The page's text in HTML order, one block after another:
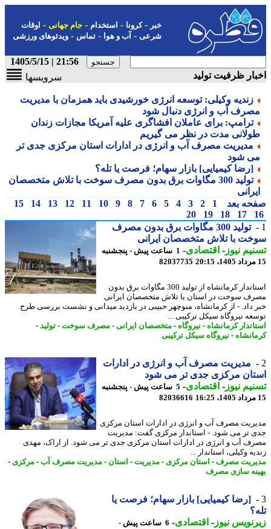
-کرونا-استخدام- جام جهانی-اوقات
شرعی-آب و هوا-تماس-ویدئوهای ورزشی
21:56 | 1405/5/15
ظرفیت تولید
سرویسها
زندیه وکیلی: توسعه انرژی خورشیدی باید همزمان با مدیریت
آب و انرژی دنبال شود
ترامپ: برای عاملان افشاگری علیه آمریکا مجازات زندان
مدت در نظر می گیریم
مدیریت مصرف آب و انرژی در ادارات استان مرکزی جدی تر
شود
[رضا کیمیایی] بازار سهام؛ فرصت یا تله؟
تولید 300 مگاوات برق بدون مصرف سوخت با تلاش متخصصان
بعد
1
2
3
4
5
6
7
8
9
10
11
12
13
14
15
17
18
19
20
تولید 300 مگاوات برق بدون مصرف
با تلاش متخصصان ایرانی
نیوز-اقتصادی- 1 ساعت پیش - پنجشنبه
82037735
استاندار کرمانشاه از تولید 300 مگاوات برق بدون
سوخت در استان با تلاش متخصصان ایرانی
داد. - از کرمانشاه، منوچهر حبیبی در بازدید میدانی و نشست بررسی طرح
نیروگاه سیکل ترکیبی ...
کرمانشاه-نیروگاه -متخصصان ایرانی- مصرف سوخت-تولید-
-نیروگاه سیکل ترکیبی
مدیریت مصرف آب و انرژی در ادارات
مرکزی جدی تر می شود
نیوز-اقتصادی- 5 ساعت پیش - پنجشنبه
82036616
مصرف آب و انرژی در ادارات استان مرکزی
تر می شود. - ​​​​​​​استاندار مرکزی گفت: مدیریت
آب و انرژی در ادارات استان مرکزی جدی تر می شود. از اراک، مهدی
وکیلی، استاندار ...
مصرف- استان مرکزی - مدیریت-استان-مدیریت مصرف آب- مرکزی -
سازی مصرف
[رضا کیمیایی] بازار سهام؛ فرصت یا
نیوز-اقتصادی- 6 ساعت پیش -